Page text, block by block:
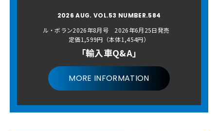
2026 AUG. VOL.53 NUMBER.584
ル・ボラン2026年8月号 2026年6月25日発売
定価1,599円（本体1,454円）
「輸入車Q&A」
MORE INFORMATION